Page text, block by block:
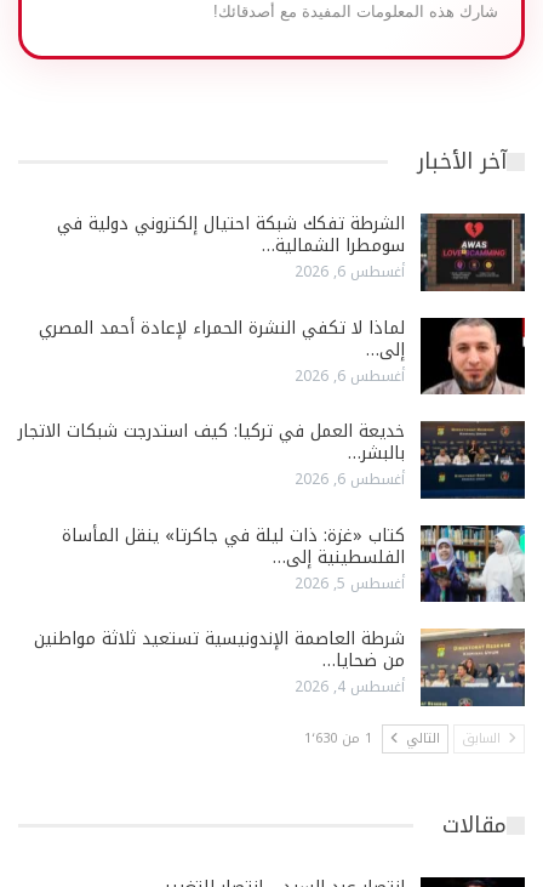
شارك هذه المعلومات المفيدة مع أصدقائك!
آخر الأخبار
الشرطة تفكك شبكة احتيال إلكتروني دولية في
سومطرا الشمالية…
أغسطس 6, 2026
لماذا لا تكفي النشرة الحمراء لإعادة أحمد المصري
إلى…
أغسطس 6, 2026
خديعة العمل في تركيا: كيف استدرجت شبكات الاتجار
بالبشر…
أغسطس 6, 2026
كتاب «غزة: ذات ليلة في جاكرتا» ينقل المأساة
الفلسطينية إلى…
أغسطس 5, 2026
شرطة العاصمة الإندونيسية تستعيد ثلاثة مواطنين
من ضحايا…
أغسطس 4, 2026
السابق التالي 1 من 1٬630
مقالات